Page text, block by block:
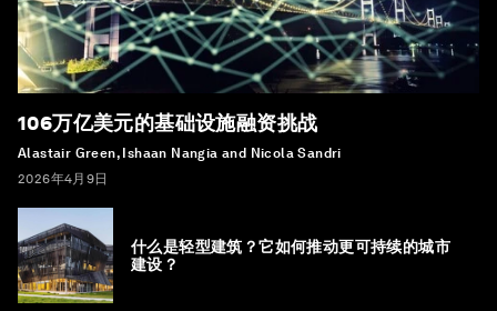
106万亿美元的基础设施融资挑战
Alastair Green, Ishaan Nangia and Nicola Sandri
2026年4月9日
什么是轻型建筑？它如何推动更可持续的城市
建设？